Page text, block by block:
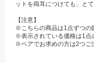
ットを両耳につけても、と
【注意】
※こちらの商品は1点ずつの
※表示されている価格は1点
※ペアでお求めの方は2つご